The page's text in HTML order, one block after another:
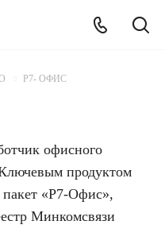
Р7- ОФИС
офисного
продуктом
«Р7-Офис»,
Минкомсвязи